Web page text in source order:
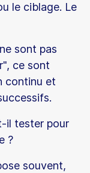
le ciblage. Le
sont pas
ce sont
continu et
il tester pour
?
souvent,